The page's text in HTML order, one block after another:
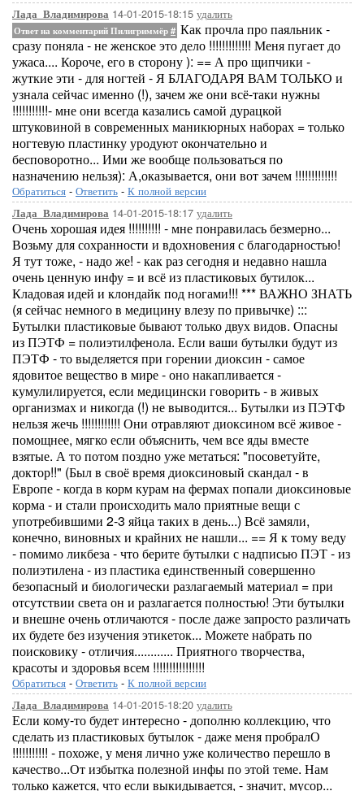
Лада_Владимирова 14-01-2015-18:15 удалить
Ответ на комментарий Пилигриммёр # Как прочла про паяльник -
сразу поняла - не женское это дело !!!!!!!!!!!!! Меня пугает до
ужаса.... Короче, его в сторону ): == А про щипчики -
жуткие эти - для ногтей - Я БЛАГОДАРЯ ВАМ ТОЛЬКО и
узнала сейчас именно (!), зачем же они всё-таки нужны
!!!!!!!!!!!- мне они всегда казались самой дурацкой
штуковиной в современных маникюрных наборах = только
ногтевую пластинку уродуют окончательно и
бесповоротно... Ими же вообще пользоваться по
назначению нельзя): А,оказывается, они вот зачем !!!!!!!!!!!!!
Обратиться - Ответить - К полной версии
Лада_Владимирова 14-01-2015-18:17 удалить
Очень хорошая идея !!!!!!!!!! - мне понравилась безмерно...
Возьму для сохранности и вдохновения с благодарностью!
Я тут тоже, - надо же! - как раз сегодня и недавно нашла
очень ценную инфу = и всё из пластиковых бутилок...
Кладовая идей и клондайк под ногами!!! *** ВАЖНО ЗНАТЬ
(я сейчас немного в медицину влезу по привычке) :::
Бутылки пластиковые бывают только двух видов. Опасны
из ПЭТФ = полиэтилфенола. Если ваши бутылки будут из
ПЭТФ - то выделяется при горении диоксин - самое
ядовитое вещество в мире - оно накапливается -
кумулилируется, если медицински говорить - в живых
организмах и никогда (!) не выводится... Бутылки из ПЭТФ
нельзя жечь !!!!!!!!!!!! Они отравляют диоксином всё живое -
помощнее, мягко если объяснить, чем все яды вместе
взятые. А то потом поздно уже метаться: "посоветуйте,
доктор!!" (Был в своё время диоксиновый скандал - в
Европе - когда в корм курам на фермах попали диоксиновые
корма - и стали происходить мало приятные вещи с
употребившими 2-3 яйца таких в день...) Всё замяли,
конечно, виновных и крайних не нашли... == Я к тому веду
- помимо ликбеза - что берите бутылки с надписью ПЭТ - из
полиэтилена - из пластика единственный совершенно
безопасный и биологически разлагаемый материал = при
отсутствии света он и разлагается полностью! Эти бутылки
и внешне очень отличаются - после даже запросто различать
их будете без изучения этикеток... Можете набрать по
поисковику - отличия............ Приятного творчества,
красоты и здоровья всем !!!!!!!!!!!!!!!!
Обратиться - Ответить - К полной версии
Лада_Владимирова 14-01-2015-18:20 удалить
Если кому-то будет интересно - дополню коллекцию, что
сделать из пластиковых бутылок - даже меня пробралО
!!!!!!!!!!! - похоже, у меня лично уже количество перешло в
качество...От избытка полезной инфы по этой теме. Нам
только кажется, что если выкидывается, - значит, мусор...